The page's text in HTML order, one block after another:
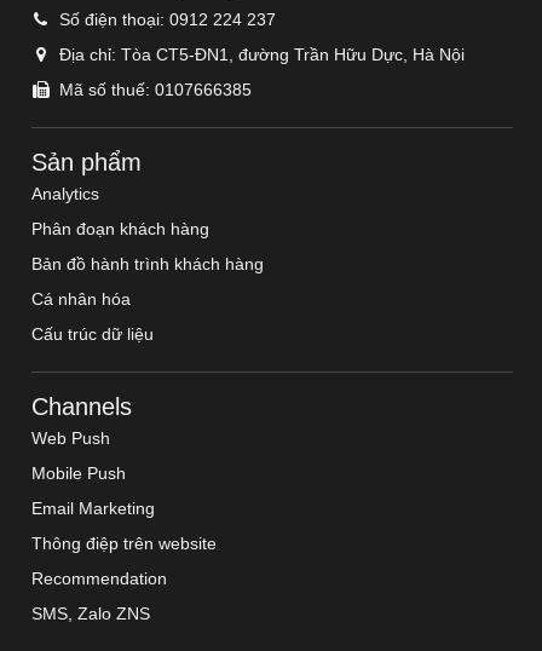
Số điện thoại: 0912 224 237
Địa chỉ: Tòa CT5-ĐN1, đường Trần Hữu Dực, Hà Nội
Mã số thuế: 0107666385
Sản phẩm
Analytics
Phân đoạn khách hàng
Bản đồ hành trình khách hàng
Cá nhân hóa
Cấu trúc dữ liệu
Channels
Web Push
Mobile Push
Email Marketing
Thông điệp trên website
Recommendation
SMS, Zalo ZNS